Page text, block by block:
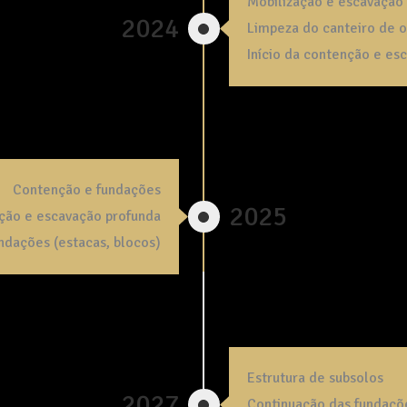
Limpeza do canteiro de
Início da contenção e
2024
Contenção e fundações
e escavação profunda
(estacas, blocos)
2025
Estrutura de subsolos